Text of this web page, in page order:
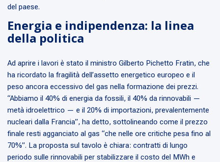
del paese.
Energia e indipendenza: la linea
della politica
Ad aprire i lavori è stato il ministro Gilberto Pichetto Fratin, che
ha ricordato la fragilità dell’assetto energetico europeo e il
peso ancora eccessivo del gas nella formazione dei prezzi.
“Abbiamo il 40% di energia da fossili, il 40% da rinnovabili —
metà idroelettrico — e il 20% di importazioni, prevalentemente
nucleari dalla Francia”, ha detto, sottolineando come il prezzo
finale resti agganciato al gas “che nelle ore critiche pesa fino al
70%”. La proposta sul tavolo è chiara: contratti di lungo
periodo sulle rinnovabili per stabilizzare il costo del MWh e